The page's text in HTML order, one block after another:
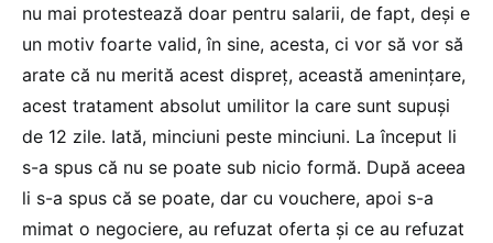
nu mai protestează doar pentru salarii, de fapt, deși e
un motiv foarte valid, în sine, acesta, ci vor să vor să
arate că nu merită acest dispreț, această amenințare,
acest tratament absolut umilitor la care sunt supuși
de 12 zile. Iată, minciuni peste minciuni. La început li
s-a spus că nu se poate sub nicio formă. După aceea
li s-a spus că se poate, dar cu vouchere, apoi s-a
mimat o negociere, au refuzat oferta și ce au refuzat